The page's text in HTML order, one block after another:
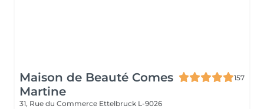
Maison de Beauté Comes
Martine
157
31, Rue du Commerce Ettelbruck L-9026